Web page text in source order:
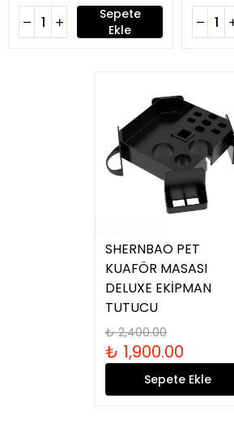
Sepete
Ekle
SHERNBAO PET
KUAFÖR MASASI
DELUXE EKİPMAN
TUTUCU
₺ 2,400.00
₺ 1,900.00
Sepete Ekle